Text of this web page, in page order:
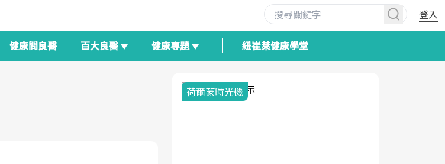
登入
健康問良醫 百大良醫 健康專題 紐崔萊健康學堂
荷爾蒙時光機